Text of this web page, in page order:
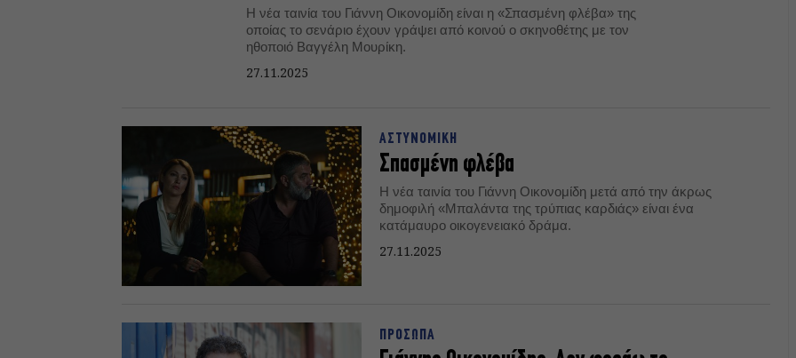
Η νέα ταινία του Γιάννη Οικονομίδη είναι η «Σπασμένη φλέβα» της
οποίας το σενάριο έχουν γράψει από κοινού ο σκηνοθέτης με τον
ηθοποιό Βαγγέλη Μουρίκη.
27.11.2025
ΑΣΤΥΝΟΜΙΚΗ
Σπασμένη φλέβα
Η νέα ταινία του Γιάννη Οικονομίδη μετά από την άκρως
δημοφιλή «Μπαλάντα της τρύπιας καρδιάς» είναι ένα
κατάμαυρο οικογενειακό δράμα.
27.11.2025
ΠΡΟΣΩΠΑ